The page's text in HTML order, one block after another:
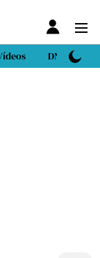
DN Sport